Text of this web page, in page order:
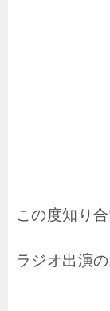
この度知り
ラジオ出演